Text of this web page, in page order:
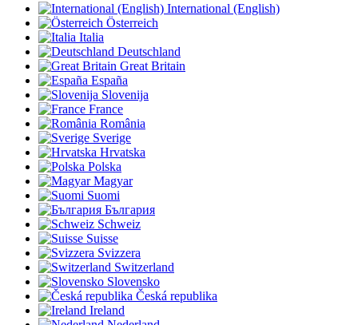
International (English)
Österreich
Italia
Deutschland
Great Britain
España
Slovenija
France
România
Sverige
Hrvatska
Polska
Magyar
Suomi
България
Schweiz
Suisse
Svizzera
Switzerland
Slovensko
Česká republika
Ireland